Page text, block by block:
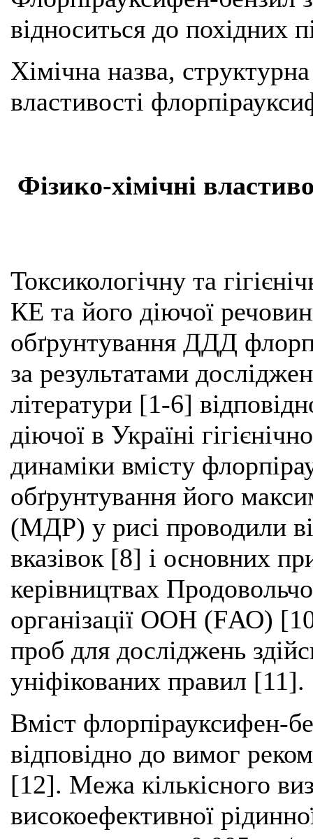
відноситься до похідних
Хімічна назва,
властивості
Фізико-хімічні
Токсикологічну та
КЕ та його діючої
обґрунтування ДДД
за результатами
літератури [1-6]
діючої в Україні
динаміки вмісту
обґрунтування його
(МДР) у рисі проводили
вказівок [8] і основних
керівництвах
організації ООН (FАО)
проб для досліджень
уніфікованих правил [11].
Вміст флорпірауксифен-
відповідно до вимог
[12]. Межа кількісного
високоефективної